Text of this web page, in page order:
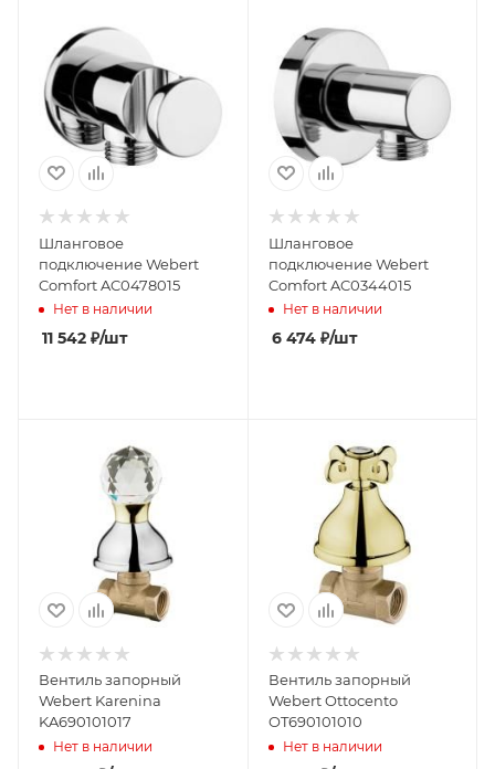
Шланговое
подключение Webert
Comfort AC0478015
Нет в наличии
11 542 ₽/шт
Шланговое
подключение Webert
Comfort AC0344015
Нет в наличии
6 474₽/шт
Вентиль запорный
Webert Karenina
KA690101017
Нет в наличии
Вентиль запорный
Webert Ottocento
OT690101010
Нет в наличии